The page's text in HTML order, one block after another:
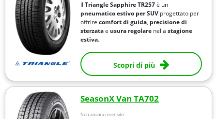
IlTriangle Sapphire TR257è un
pneumatico estivo per SUV progettato per
offrirecomfort di guida, precisione di
sterzatae usura regolare nella stagione
estiva.
Scopri di più
SeasonX Van TA702
Non ancora recensito